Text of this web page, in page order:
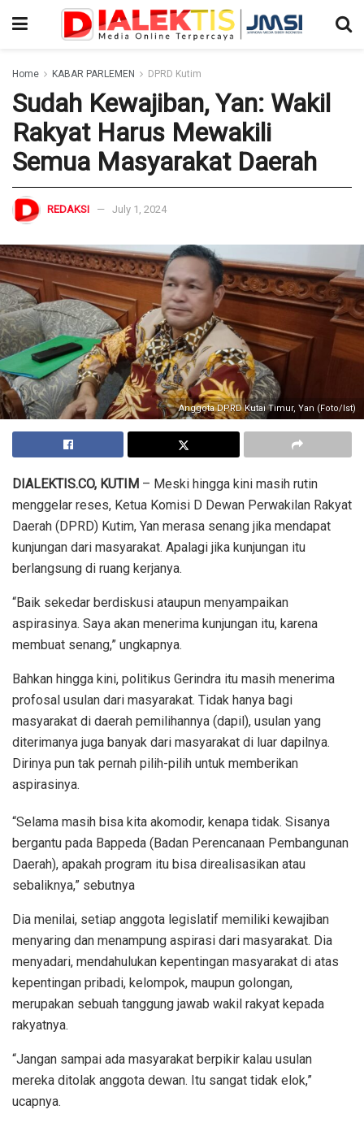
Home KABAR PARLEMEN DPRD Kutim
Sudah Kewajiban, Yan: Wakil
Rakyat Harus Mewakili
Semua Masyarakat Daerah
REDAKSI July 1, 2024
Anggota DPRD Kutai Timur, Yan (Foto/Ist)
DIALEKTIS.CO, KUTIM – Meski hingga kini masih rutin
menggelar reses, Ketua Komisi D Dewan Perwakilan Rakyat
Daerah (DPRD) Kutim, Yan merasa senang jika mendapat
kunjungan dari masyarakat. Apalagi jika kunjungan itu
berlangsung di ruang kerjanya.
“Baik sekedar berdiskusi ataupun menyampaikan
aspirasinya. Saya akan menerima kunjungan itu, karena
membuat senang,” ungkapnya.
Bahkan hingga kini, politikus Gerindra itu masih menerima
profosal usulan dari masyarakat. Tidak hanya bagi
masyarakat di daerah pemilihannya (dapil), usulan yang
diterimanya juga banyak dari masyarakat di luar dapilnya.
Dirinya pun tak pernah pilih-pilih untuk memberikan
aspirasinya.
“Selama masih bisa kita akomodir, kenapa tidak. Sisanya
bergantu pada Bappeda (Badan Perencanaan Pembangunan
Daerah), apakah program itu bisa direalisasikan atau
sebaliknya,” sebutnya
Dia menilai, setiap anggota legislatif memiliki kewajiban
menyaring dan menampung aspirasi dari masyarakat. Dia
menyadari, mendahulukan kepentingan masyarakat di atas
kepentingan pribadi, kelompok, maupun golongan,
merupakan sebuah tanggung jawab wakil rakyat kepada
rakyatnya.
“Jangan sampai ada masyarakat berpikir kalau usulan
mereka ditolak anggota dewan. Itu sangat tidak elok,”
ucapnya.